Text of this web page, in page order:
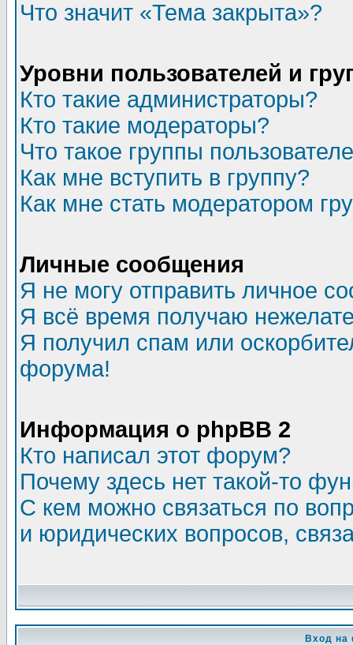
Что значит «Тема закрыта»?
Уровни пользователей и
Кто такие администраторы?
Кто такие модераторы?
Что такое группы
Как мне вступить в группу?
Как мне стать модератором
Личные сообщения
Я не могу отправить личное
Я всё время получаю
Я получил спам или
форума!
Информация о phpBB 2
Кто написал этот форум?
Почему здесь нет такой-то
С кем можно связаться по
и юридических вопросов,
Вход на